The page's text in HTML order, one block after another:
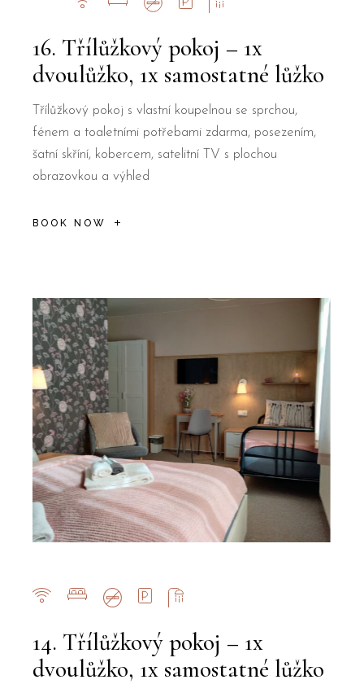
16. Třílůžkový pokoj – 1x
dvoulůžko, 1x samostatné lůžko
Třílůžkový pokoj s vlastní koupelnou se sprchou,
fénem a toaletními potřebami zdarma, posezením,
šatní skříní, kobercem, satelitní TV s plochou
obrazovkou a výhled
BOOK NOW
14. Třílůžkový pokoj – 1x
dvoulůžko, 1x samostatné lůžko